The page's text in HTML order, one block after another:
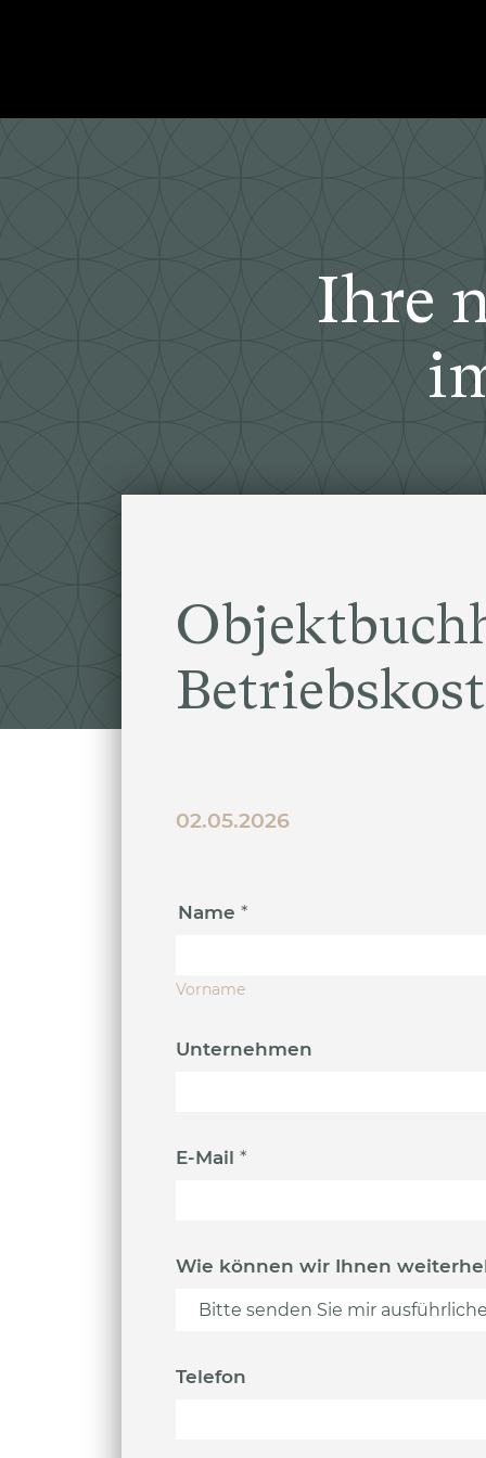
Ihre
02.05.2026
Name *
Vorname
Unternehmen
E-Mail *
Wie können wir Ihnen
Telefon